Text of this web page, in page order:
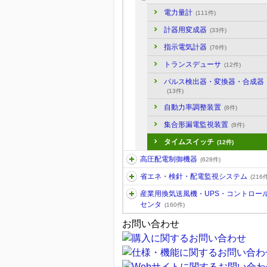
電力量計 (111件)
計器用変成器 (33件)
指示電気計器 (76件)
トランスデューサ (12件)
パルス検出器・変換器・合成器
(13件)
自動力率調整装置 (8件)
集合形漏電監視装置 (8件)
タイムスイッチ (12件)
高圧配電制御機器 (628件)
省エネ・検針・配電監視システム (216
産業用換気送風機・UPS・コントロー
センタ
(160件)
お問い合わせ